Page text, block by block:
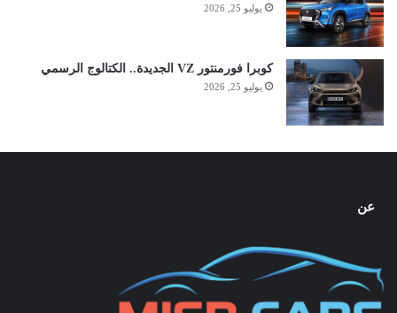
يوليو 25, 2026
كوبرا فورمنتور VZ الجديدة.. الكتالوج الرسمي
يوليو 25, 2026
عن